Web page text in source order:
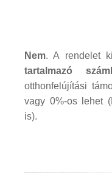
Nem. A rendelet
tartalmazó
otthonfelújítási
vagy 0%-os lehet
is).